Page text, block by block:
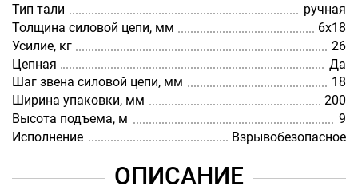
Тип тали
ручная
Толщина силовой цепи, мм
6х18
Усилие, кг
26
Цепная
Да
Шаг звена силовой цепи, мм
18
Ширина упаковки, мм
200
Высота подъема, м
9
Исполнение
Взрывобезопасное
ОПИСАНИЕ